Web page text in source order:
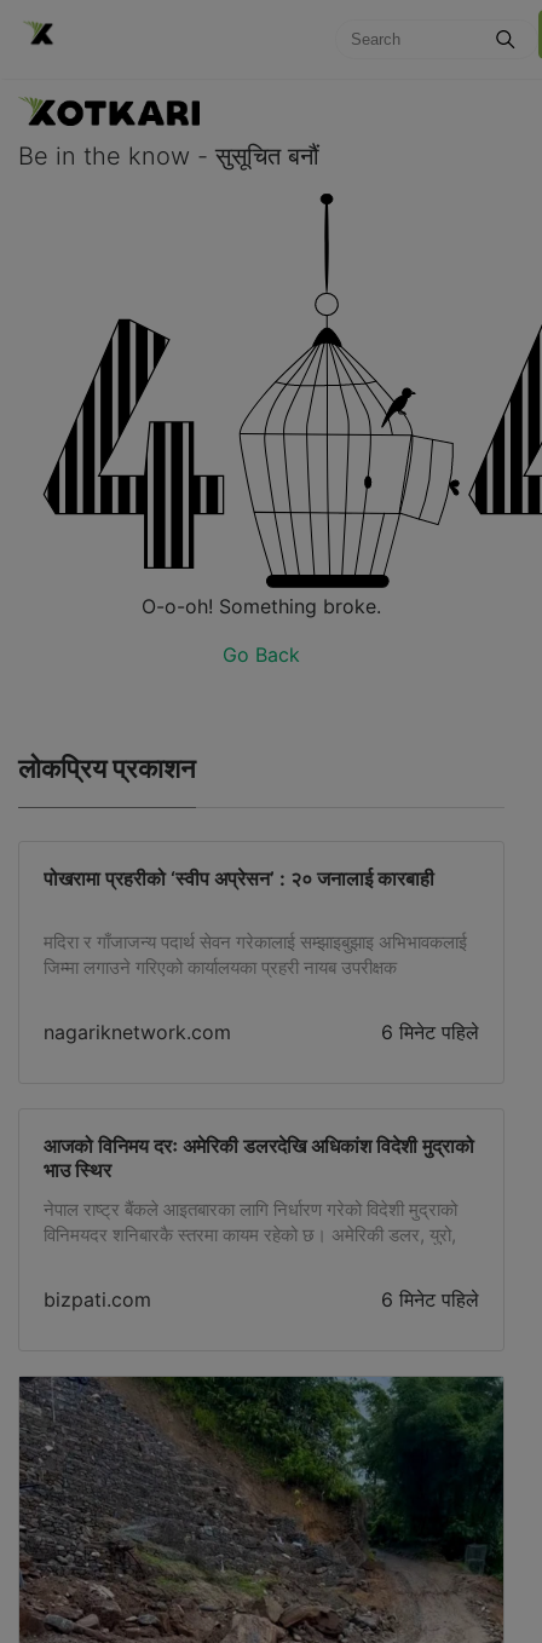
Be in the know - सुसूचित बनौं
O-o-oh! Something broke.
Go Back
लोकप्रिय प्रकाशन
पोखरामा प्रहरीको ‘स्वीप अप्रेसन’ : २० जनालाई कारबाही
मदिरा र गाँजाजन्य पदार्थ सेवन गरेकालाई सम्झाइबुझाइ अभिभावकलाई
जिम्मा लगाउने गरिएको कार्यालयका प्रहरी नायब उपरीक्षक
nagariknetwork.com 6 मिनेट पहिले
आजको विनिमय दरः अमेरिकी डलरदेखि अधिकांश विदेशी मुद्राको
भाउ स्थिर
नेपाल राष्ट्र बैंकले आइतबारका लागि निर्धारण गरेको विदेशी मुद्राको
विनिमयदर शनिबारकै स्तरमा कायम रहेको छ। अमेरिकी डलर, युरो,
डलरसहित प्रमुख विदेशी मुद्राको खरिद तथा बिक्रीदरमा कुनै परिवर्तन
भएको छैन। राष्ट्र बैंकका अनुसार अमेरिकी डलर एकको खरिददर
bizpati.com 6 मिनेट पहिले